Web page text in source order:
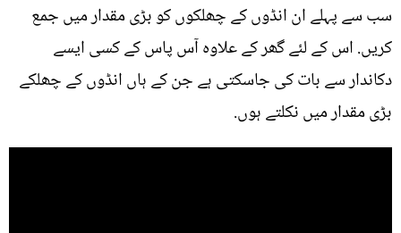
سب سے پہلے ان انڈوں کے چھلکوں کو بڑی مقدار میں جمع
کریں. اس کے لئے گھر کے علاوہ آس پاس کے کسی ایسے
دکاندار سے بات کی جاسکتی ہے جن کے ہاں انڈوں کے چھلکے
بڑی مقدار میں نکلتے ہوں.